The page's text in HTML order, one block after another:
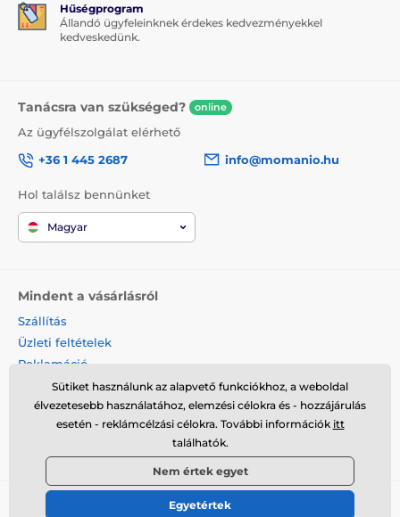
Hűségprogram
Állandó ügyfeleinknek érdekes kedvezményekkel
kedveskedünk.
Tanácsra van szükséged? online
Az ügyfélszolgálat elérhető
+36 1 445 2687
info@momanio.hu
Hol találsz bennünket
Magyar
Mindent a vásárlásról
Szállítás
Üzleti feltételek
Reklamáció
Termék visszaküldése
Termék cseréje
Cookies
© 2026 momanio.hu ⦁ Webshop szolgáltatónk a
Sütiket használunk az alapvető funkciókhoz, a weboldal
élvezetesebb használatához, elemzési célokra és - hozzájárulás
esetén - reklámcélzási célokra. További információk itt
találhatók.
Nem értek egyet
Egyetértek